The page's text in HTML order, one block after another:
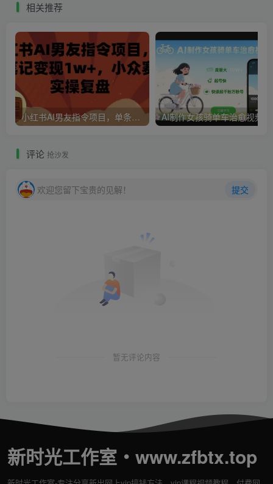
相关推荐
小红书AI男友指令项目，单条笔记变现1w+，小众赛道实操复盘
评论 抢沙发
欢迎您留下宝贵的见解！ 提交
暂无评论内容
新时光工作室・www.zfbtx.top